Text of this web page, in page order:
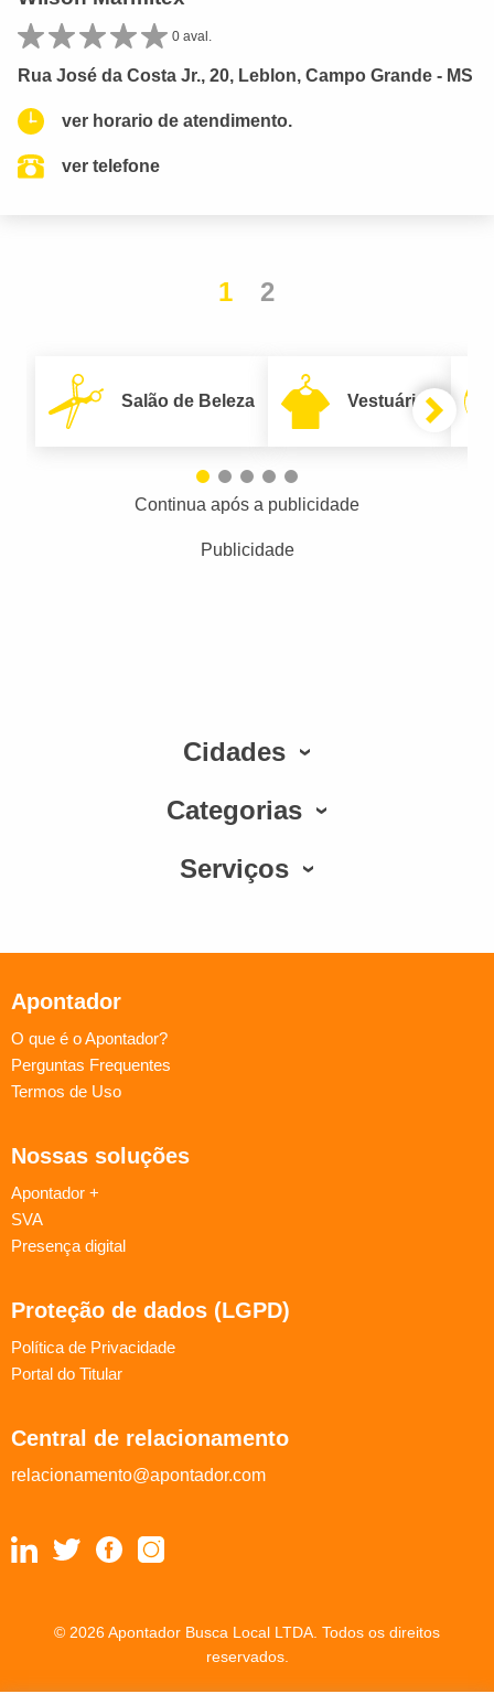
0 aval.
Rua José da Costa Jr., 20, Leblon, Campo Grande - MS
ver horario de atendimento.
ver telefone
1 2
Salão de Beleza Vestuário
Continua após a publicidade
Publicidade
Cidades
Categorias
Serviços
Apontador
O que é o Apontador?
Perguntas Frequentes
Termos de Uso
Nossas soluções
Apontador +
SVA
Presença digital
Proteção de dados (LGPD)
Política de Privacidade
Portal do Titular
Central de relacionamento
relacionamento@apontador.com
© 2026 Apontador Busca Local LTDA. Todos os direitos
reservados.